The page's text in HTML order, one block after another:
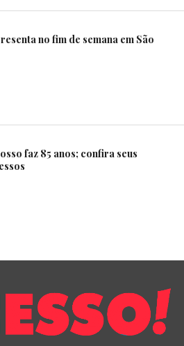
no fim de semana em São
faz 85 anos; confira seus